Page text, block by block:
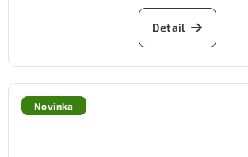
Detail
Novinka